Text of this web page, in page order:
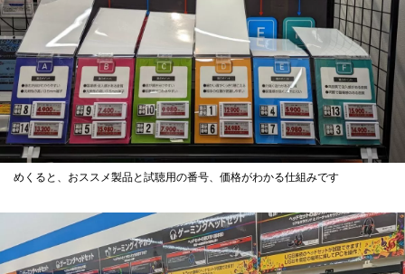
めくると、おススメ製品と試聴用の番号、価格がわかる仕組みです